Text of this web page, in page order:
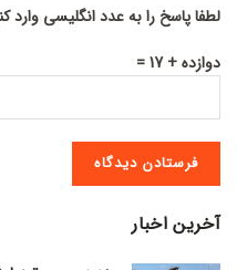
لطفا پاسخ را به عدد انگلیسی وارد
دوازده + 17 =
آخرین اخبار